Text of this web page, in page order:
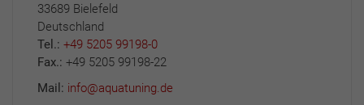
33689 Bielefeld
Deutschland
Tel.: +49 5205 99198-0
Fax.: +49 5205 99198-22
Mail: info@aquatuning.de